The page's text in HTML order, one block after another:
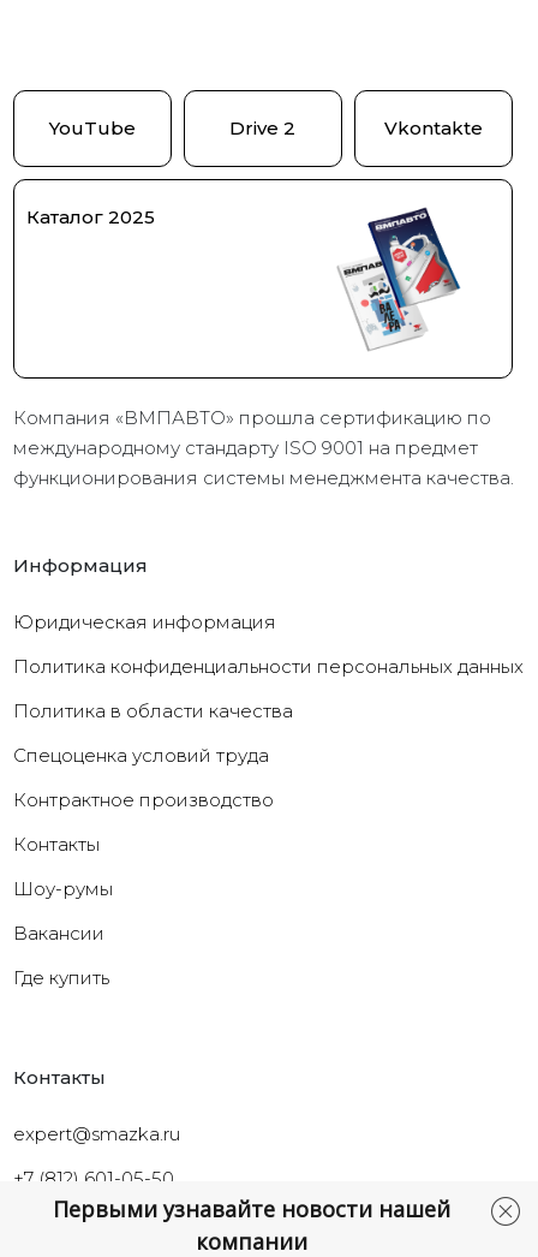
Первыми узнавайте новости нашей
компании
YouTube Drive 2 Vkontakte
Каталог 2025
Компания «ВМПАВТО» прошла сертификацию по
международному стандарту ISO 9001 на предмет
функционирования системы менеджмента качества.
Информация
Юридическая информация
Политика конфиденциальности персональных данных
Политика в области качества
Cпецоценка условий труда
Контрактное производство
Контакты
Шоу-румы
Вакансии
Где купить
Контакты
expert@smazka.ru
+7 (812) 601-05-50
Санкт-Петербург,
ул.Промышленная, д.40а